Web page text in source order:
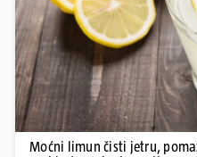
Moćni limun čisti jetru,